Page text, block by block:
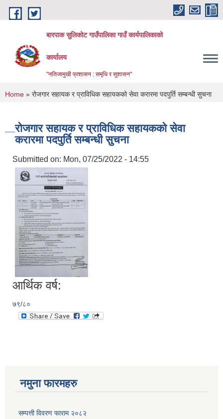
Skip to main content
बारपाक सुलिकोट गाउँपालिका गाउँ कार्यपालिकाको
कार्यालय
"नतिजामुखी प्रशासन : समृधि र सुशासन"
You are here
Home » रोजगार सहायक र प्राविधिक सहायकको सेवा करारमा पदपुर्ति सम्बन्धी सुचना
रोजगार सहायक र प्राविधिक सहायकको सेवा
करारमा पदपुर्ति सम्बन्धी सुचना
Submitted on: Mon, 07/25/2022 - 14:55
आर्थिक वर्ष:
७९/८०
नमुना फारमहरु
सम्पत्ती विवरण फाराम २०८२